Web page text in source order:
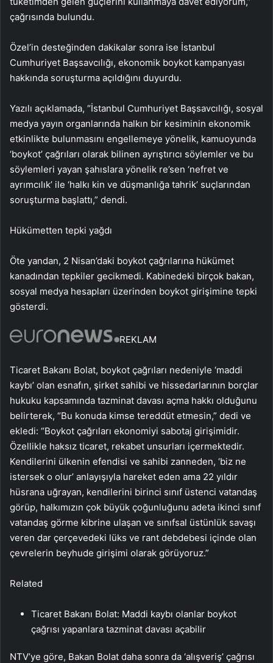
çağrısında bulundu.
Özel’in desteğinden dakikalar sonra ise İstanbul
Cumhuriyet Başsavcılığı, ekonomik boykot kampanyası
hakkında soruşturma açıldığını duyurdu.
Yazılı açıklamada, “İstanbul Cumhuriyet Başsavcılığı, sosyal
medya yayın organlarında halkın bir kesiminin ekonomik
etkinlikte bulunmasını engellemeye yönelik, kamuoyunda
‘boykot’ çağrıları olarak bilinen ayrıştırıcı söylemler ve bu
söylemleri yayan şahıslara yönelik re’sen ‘nefret ve
ayrımcılık’ ile ‘halkı kin ve düşmanlığa tahrik’ suçlarından
soruşturma başlattı,” dendi.
Hükümetten tepki yağdı
Öte yandan, 2 Nisan’daki boykot çağrılarına hükümet
kanadından tepkiler gecikmedi. Kabinedeki birçok bakan,
sosyal medya hesapları üzerinden boykot girişimine tepki
gösterdi.
REKLAM
Ticaret Bakanı Bolat, boykot çağrıları nedeniyle ‘maddi
kaybı’ olan esnafın, şirket sahibi ve hissedarlarının borçlar
hukuku kapsamında tazminat davası açma hakkı olduğunu
belirterek, “Bu konuda kimse tereddüt etmesin,” dedi ve
ekledi: “Boykot çağrıları ekonomiyi sabotaj girişimidir.
Özellikle haksız ticaret, rekabet unsurları içermektedir.
Kendilerini ülkenin efendisi ve sahibi zanneden, ‘biz ne
istersek o olur’ anlayışıyla hareket eden ama 22 yıldır
hüsrana uğrayan, kendilerini birinci sınıf üstenci vatandaş
görüp, halkımızın çok büyük çoğunluğunu adeta ikinci sınıf
vatandaş görme kibrine ulaşan ve sınıfsal üstünlük savaşı
veren dar çerçevedeki lüks ve rant debdebesi içinde olan
çevrelerin beyhude girişimi olarak görüyoruz.”
Related
Ticaret Bakanı Bolat: Maddi kaybı olanlar boykot
çağrısı yapanlara tazminat davası açabilir
NTV’ye göre, Bakan Bolat daha sonra da ‘alışveriş’ çağrısı